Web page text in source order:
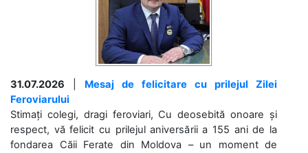
31.07.2026
Mesaj de felicitare cu prilejul Zilei
Feroviarului
Stimați colegi, dragi feroviari, Cu deosebită onoare și
respect, vă felicit cu prilejul aniversării a 155 ani de la
fondarea Căii Ferate din Moldova – un moment de